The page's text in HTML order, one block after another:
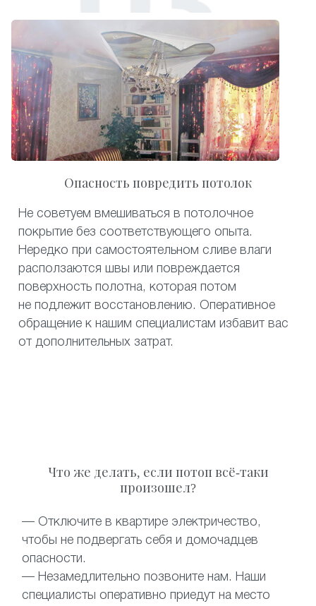
Опасность повредить потолок
Не советуем вмешиваться в потолочное
покрытие без соответствующего опыта.
Нередко при самостоятельном сливе влаги
расползаются швы или повреждается
поверхность полотна, которая потом
не подлежит восстановлению. Оперативное
обращение к нашим специалистам избавит вас
от дополнительных затрат.
Что же делать, если потоп всё-таки
произошел?
— Отключите в квартире электричество,
чтобы не подвергать себя и домочадцев
опасности.
— Незамедлительно позвоните нам. Наши
специалисты оперативно приедут на место